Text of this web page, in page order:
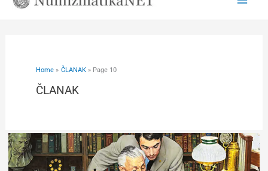
Home ČLANAK Page 10
ČLANAK